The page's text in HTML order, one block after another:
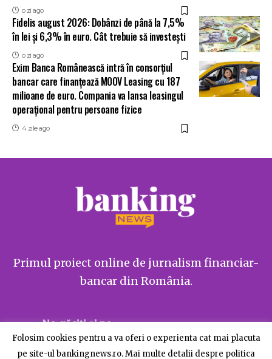
o zi ago
Fidelis august 2026: Dobânzi de până la 7,5%
în lei și 6,3% în euro. Cât trebuie să investești
o zi ago
Exim Banca Românească intră în consorțiul
bancar care finanțează MOOV Leasing cu 187
milioane de euro. Compania va lansa leasingul
operațional pentru persoane fizice
4 zile ago
Primul proiect online de jurnalism financiar-
bancar din România.
Ne găsiți și pe
Folosim cookies pentru a va oferi o experienta cat mai placuta
pe site-ul bankingnews.ro. Mai multe detalii despre politica